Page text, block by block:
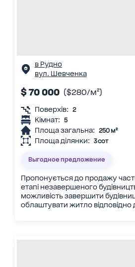
в Рудно
вул. Шевченка
$ 70 000 ($280/м²)
Поверхів: 2
Кімнат: 5
Площа загальна: 250 м²
Площа ділянки: 3 сот
Выгодное предложение
Пропонується до продажу
етапі незавершеного
можливість завершити
облаштувати житло відповідно